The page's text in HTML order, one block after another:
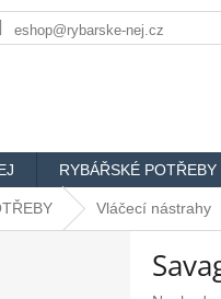
eshop@rybarske-nej.cz
RYBÁŘSKÉ POTŘEBY
Vláčecí nástrahy